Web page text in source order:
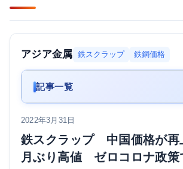
アジア金属 鉄スクラップ 鉄鋼価格
記事一覧
2022年3月31日
鉄スクラップ 中国価格が
月ぶり高値 ゼロコロナ政